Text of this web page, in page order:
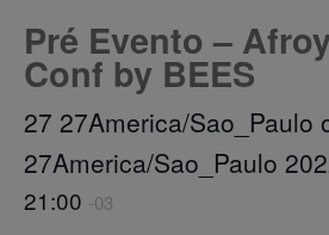
Pré Evento –
Conf by BEES
27 27America/Sao_Paulo
27America/Sao_Paulo
21:00 -03